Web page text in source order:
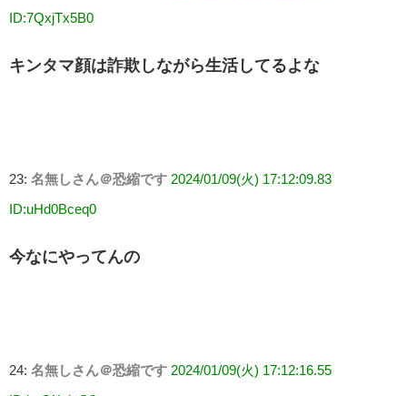
ID:7QxjTx5B0
キンタマ顔は詐欺しながら生活してるよな
23: 名無しさん＠恐縮です 2024/01/09(火) 17:12:09.83
ID:uHd0Bceq0
今なにやってんの
24: 名無しさん＠恐縮です 2024/01/09(火) 17:12:16.55